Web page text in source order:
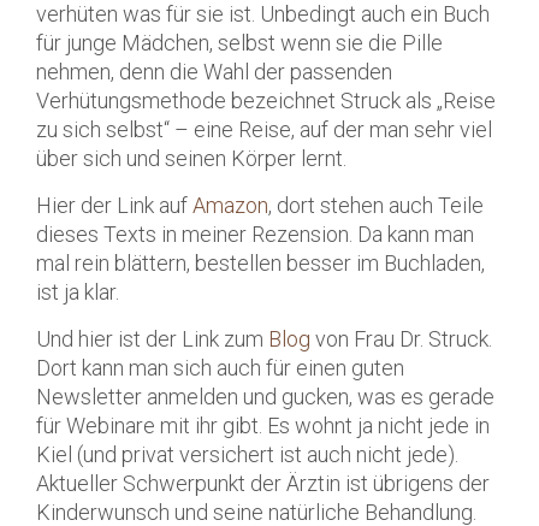
verhüten was für sie ist. Unbedingt auch ein Buch
für junge Mädchen, selbst wenn sie die Pille
nehmen, denn die Wahl der passenden
Verhütungsmethode bezeichnet Struck als „Reise
zu sich selbst“ – eine Reise, auf der man sehr viel
über sich und seinen Körper lernt.
Hier der Link aufAmazon, dort stehen auch Teile
dieses Texts in meiner Rezension. Da kann man
mal rein blättern, bestellen besser im Buchladen,
ist ja klar.
Und hier ist der Link zum Blog von Frau Dr. Struck.
Dort kann man sich auch für einen guten
Newsletter anmelden und gucken, was es gerade
für Webinare mit ihr gibt. Es wohnt ja nicht jede in
Kiel (und privat versichert ist auch nicht jede).
Aktueller Schwerpunkt der Ärztin ist übrigens der
Kinderwunsch und seine natürliche Behandlung.